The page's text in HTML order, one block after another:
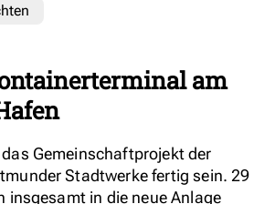
am
Gemeinschaftprojekt der
Stadtwerke fertig sein. 29
insgesamt in die neue Anlage